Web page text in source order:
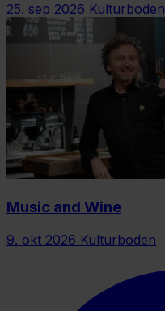
25. sep 2026 Kulturboden
Music and Wine
9. okt 2026 Kulturboden